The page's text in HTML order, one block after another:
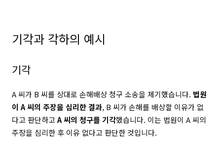
기각과 각하의 예시
기각
A 씨가 B 씨를 상대로 손해배상 청구 소송을 제기했습니다. 법원
이 A 씨의 주장을 심리한 결과, B 씨가 손해를 배상할 이유가 없
다고 판단하고A 씨의 청구를 기각했습니다. 이는 법원이 A 씨의
주장을 심리한 후 이유 없다고 판단한 것입니다.